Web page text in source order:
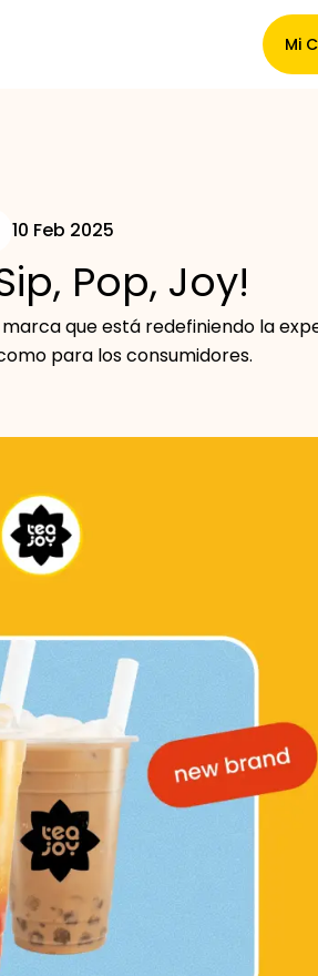
Mi
Galería
10 Feb 2025
Pop, Joy!
que está redefiniendo la
para los consumidores.